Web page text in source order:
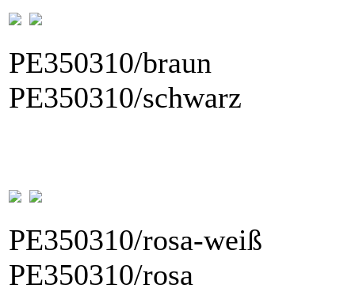
PE350310/schwarz
PE350310/
PE350310/rosa